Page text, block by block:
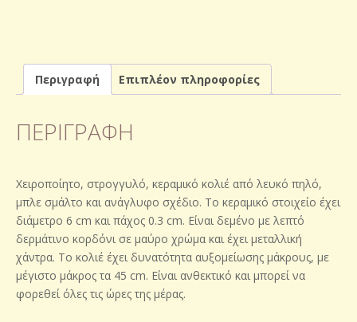
Περιγραφή Επιπλέον πληροφορίες
ΠΕΡΙΓΡΑΦΉ
Χειροποίητο, στρογγυλό, κεραμικό κολιέ από λευκό πηλό,
μπλε σμάλτο και ανάγλυφο σχέδιο. Το κεραμικό στοιχείο έχει
διάμετρο 6 cm και πάχος 0.3 cm. Είναι δεμένο με λεπτό
δερμάτινο κορδόνι σε μαύρο χρώμα και έχει μεταλλική
χάντρα. Το κολιέ έχει δυνατότητα αυξομείωσης μάκρους, με
μέγιστο μάκρος τα 45 cm. Είναι ανθεκτικό και μπορεί να
φορεθεί όλες τις ώρες της μέρας.